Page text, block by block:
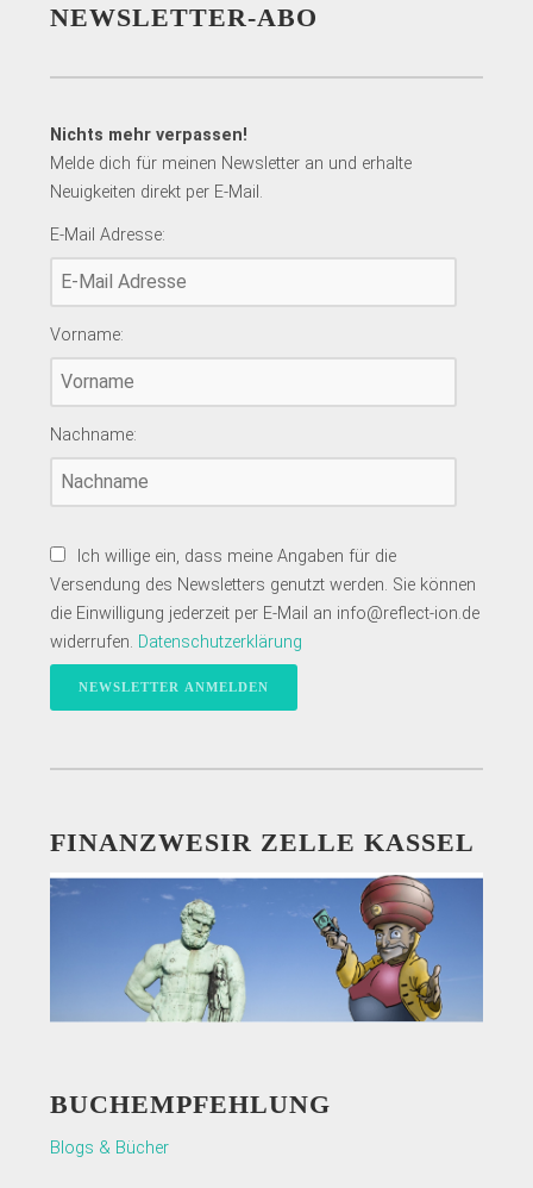
NEWSLETTER-ABO
Nichts mehr verpassen!
Melde dich für meinen Newsletter an und erhalte
Neuigkeiten direkt per E-Mail.
E-Mail Adresse:
Vorname:
Nachname:
Ich willige ein, dass meine Angaben für die
Versendung des Newsletters genutzt werden. Sie können
die Einwilligung jederzeit per E-Mail an info@reflect-ion.de
widerrufen. Datenschutzerklärung
FINANZWESIR ZELLE KASSEL
BUCHEMPFEHLUNG
Blogs & Bücher